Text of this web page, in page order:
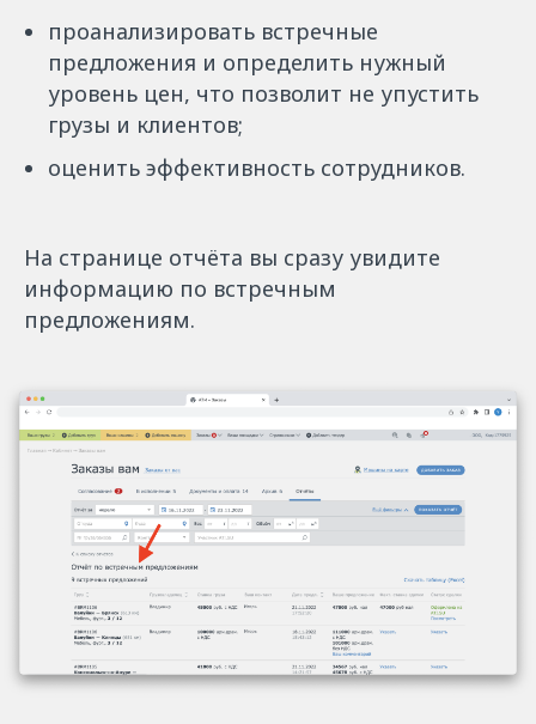
проанализировать встречные
предложения и определить нужный
уровень цен, что позволит не упустить
грузы и клиентов;
оценить эффективность сотрудников.
На странице отчёта вы сразу увидите
информацию по встречным
предложениям.